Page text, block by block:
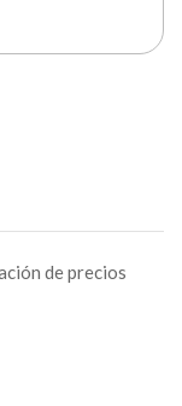
de precios